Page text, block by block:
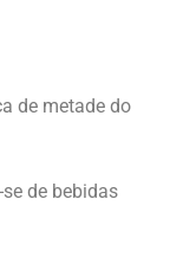
de metade do
de bebidas